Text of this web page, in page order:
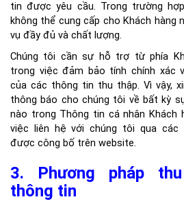
tin được yêu cầu. Trong trường
không thể cung cấp cho Khách hàng
vụ đầy đủ và chất lượng.
Chúng tôi cần sự hỗ trợ từ phía
trong việc đảm bảo tính chính xác
của các thông tin thu thập. Vì vậy,
thông báo cho chúng tôi về bất kỳ
nào trong Thông tin cá nhân Khách
việc liên hệ với chúng tôi qua các
được công bố trên website.
3. Phương pháp
thông tin